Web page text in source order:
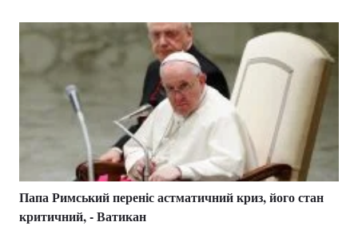
Папа Римський переніс астматичний криз, його стан
критичний, - Ватикан